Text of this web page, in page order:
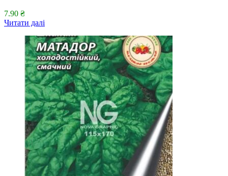
7.90 ₴
Читати далі